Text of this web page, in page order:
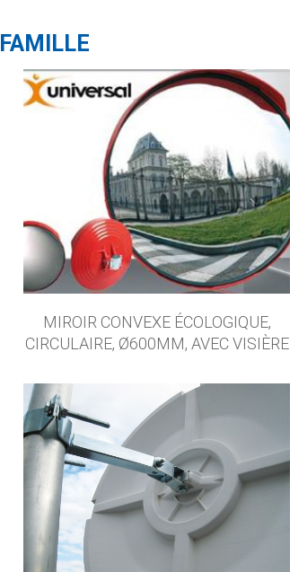
MIROIR CONVEXE ÉCOLOGIQUE,
CIRCULAIRE, Ø600MM, AVEC VISIÈRE